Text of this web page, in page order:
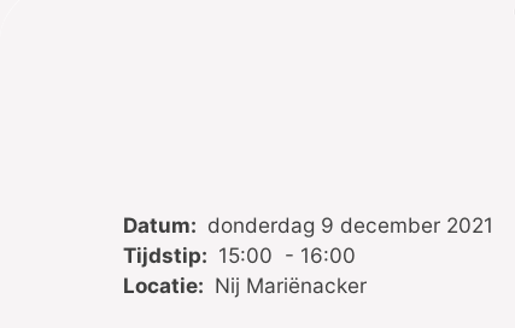
Datum: donderdag 9 december 2021
Tijdstip: 15:00 - 16:00
Locatie: Nij Mariënacker